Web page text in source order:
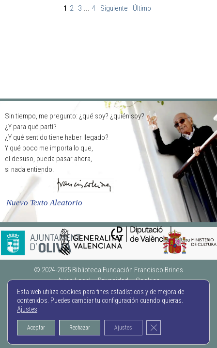
1 2 3 ... 4 Siguiente Último
Esta web utiliza cookies para fines estadísticos y de mejora de
contenidos. Puedes cambiar tu configuración cuando quieras.
Ajustes
Aceptar Rechazar Ajustes Cerrar el banner de
Sin tiempo, me pregunto: ¿qué soy? ¿quién soy?
¿Y para qué partí?
¿Y qué sentido tiene haber llegado?
Y qué poco me importa lo que,
el desuso, pueda pasar ahora,
si nada entiendo.
Nuevo Texto Aleatorio
© 2024-2025 Biblioteca Fundación Francisco Brines
Aviso Legal–Privacidad–Cookies
Partida L’Elca, s/n – 46780 Oliva (València) – España
contacto@fundacionbrines.org
TRANSPARENCIA